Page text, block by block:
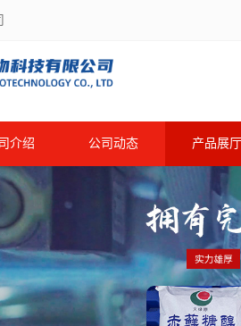
介绍 公司动态 产品展厅